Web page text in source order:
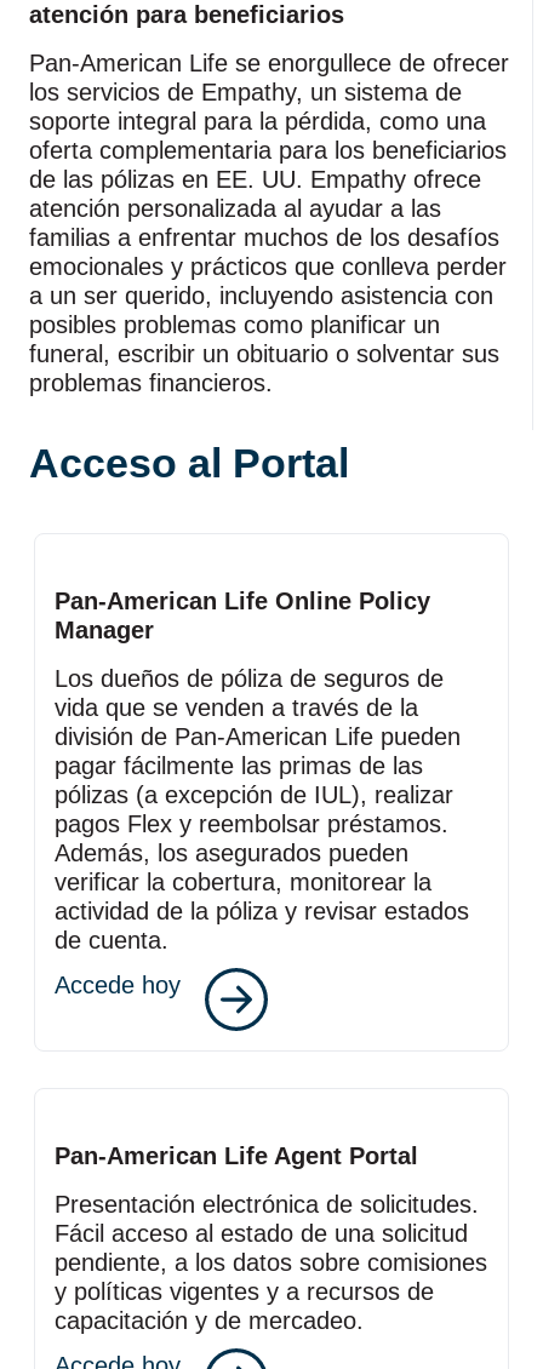
atención para beneficiarios
Pan‑American Life se enorgullece de ofrecer
los servicios de Empathy, un sistema de
soporte integral para la pérdida, como una
oferta complementaria para los beneficiarios
de las pólizas en EE. UU. Empathy ofrece
atención personalizada al ayudar a las
familias a enfrentar muchos de los desafíos
emocionales y prácticos que conlleva perder
a un ser querido, incluyendo asistencia con
posibles problemas como planificar un
funeral, escribir un obituario o solventar sus
problemas financieros.
Acceso al Portal
Pan‑American Life Online Policy
Manager
Los dueños de póliza de seguros de
vida que se venden a través de la
división de Pan‑American Life pueden
pagar fácilmente las primas de las
pólizas (a excepción de IUL), realizar
pagos Flex y reembolsar préstamos.
Además, los asegurados pueden
verificar la cobertura, monitorear la
actividad de la póliza y revisar estados
de cuenta.
Accede hoy
Pan‑American Life Agent Portal
Presentación electrónica de solicitudes.
Fácil acceso al estado de una solicitud
pendiente, a los datos sobre comisiones
y políticas vigentes y a recursos de
capacitación y de mercadeo.